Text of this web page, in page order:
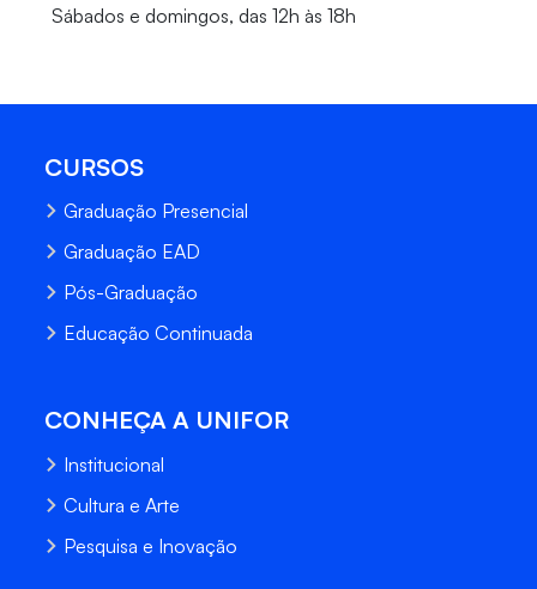
Sábados e domingos, das 12h às 18h
CURSOS
Graduação Presencial
Graduação EAD
Pós-Graduação
Educação Continuada
CONHEÇA A UNIFOR
Institucional
Cultura e Arte
Pesquisa e Inovação